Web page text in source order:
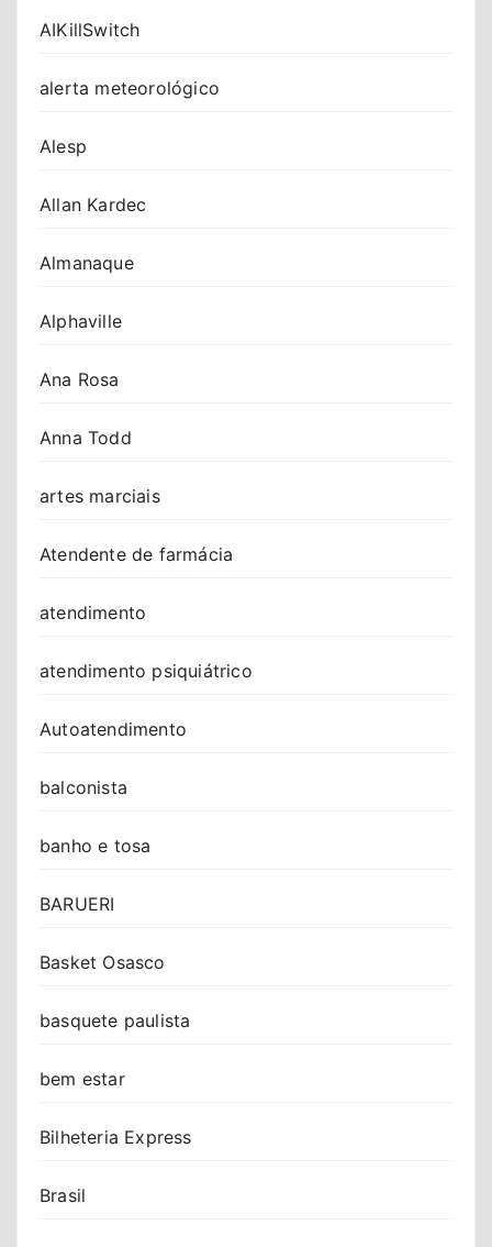
AIKillSwitch
alerta meteorológico
Alesp
Allan Kardec
Almanaque
Alphaville
Ana Rosa
Anna Todd
artes marciais
Atendente de farmácia
atendimento
atendimento psiquiátrico
Autoatendimento
balconista
banho e tosa
BARUERI
Basket Osasco
basquete paulista
bem estar
Bilheteria Express
Brasil